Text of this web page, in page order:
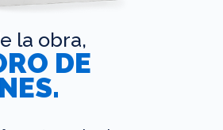
la obra,
DE